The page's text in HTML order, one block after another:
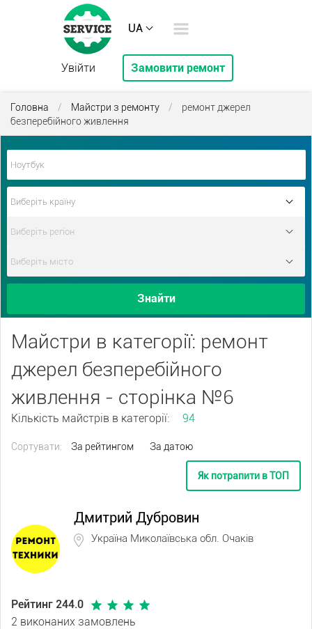
UA
Увійти Замовити ремонт
Головна / Майстри з ремонту /
ремонт джерел
безперебійного живлення
Знайти
Майстри в категорії: ремонт
джерел безперебійного
живлення - сторінка №6
Кількість майстрів в категорії: 94
Сортувати: За рейтингом За датою
Як потрапити в ТОП
Дмитрий Дубровин
Україна Миколаївська обл. Очаків
Рейтинг 244.0
2 виконаних замовлень